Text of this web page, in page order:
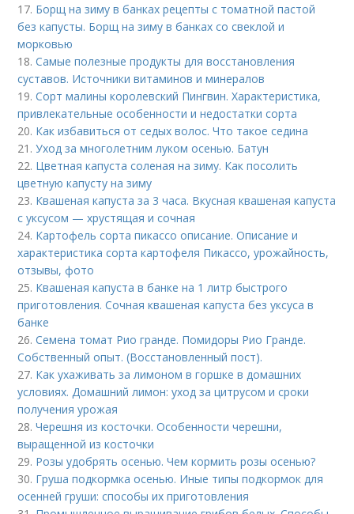
17. Борщ на зиму в банках рецепты с томатной пастой
без капусты. Борщ на зиму в банках со свеклой и
морковью
18.Самые полезные продукты для восстановления
суставов. Источники витаминов и минералов
19.Сорт малины королевский Пингвин. Характеристика,
привлекательные особенности и недостатки сорта
20. Как избавиться от седых волос. Что такое седина
21.Уход за многолетним луком осенью. Батун
22. Цветная капуста соленая на зиму. Как посолить
цветную капусту на зиму
23. Квашеная капуста за 3 часа. Вкусная квашеная капуста
с уксусом — хрустящая и сочная
24. Картофель сорта пикассо описание. Описание и
характеристика сорта картофеля Пикассо, урожайность,
отзывы, фото
25. Квашеная капуста в банке на 1 литр быстрого
приготовления. Сочная квашеная капуста без уксуса в
банке
26.Семена томат Рио гранде. Помидоры Рио Гранде.
Собственный опыт. (Восстановленный пост).
27. Как ухаживать за лимоном в горшке в домашних
условиях. Домашний лимон: уход за цитрусом и сроки
получения урожая
28.Черешня из косточки. Особенности черешни,
выращенной из косточки
29. Розы удобрять осенью. Чем кормить розы осенью?
30. Груша подкормка осенью. Иные типы подкормок для
осенней груши: способы их приготовления